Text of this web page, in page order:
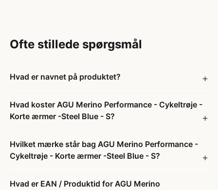
Ofte stillede spørgsmål
Hvad er navnet på produktet?
Hvad koster AGU Merino Performance - Cykeltrøje -
Korte ærmer -Steel Blue - S?
Hvilket mærke står bag AGU Merino Performance -
Cykeltrøje - Korte ærmer -Steel Blue - S?
Hvad er EAN / Produktid for AGU Merino